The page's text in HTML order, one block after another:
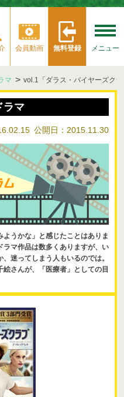
会員動画 無料登録 メニュー
マ vol.1「ダラス・バイヤーズク
ラマ
公開日：2015.11.30
ようかな」と感じたことはありま
マ作品は数多くありますが、い
迷ってしまう人もいるのでは。
さんが、「医療者」としての目